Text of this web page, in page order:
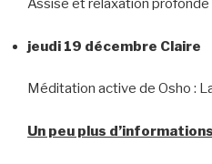
Assise et relaxation profonde
jeudi 19 décembre Claire
Méditation active de Osho :
Un peu plus